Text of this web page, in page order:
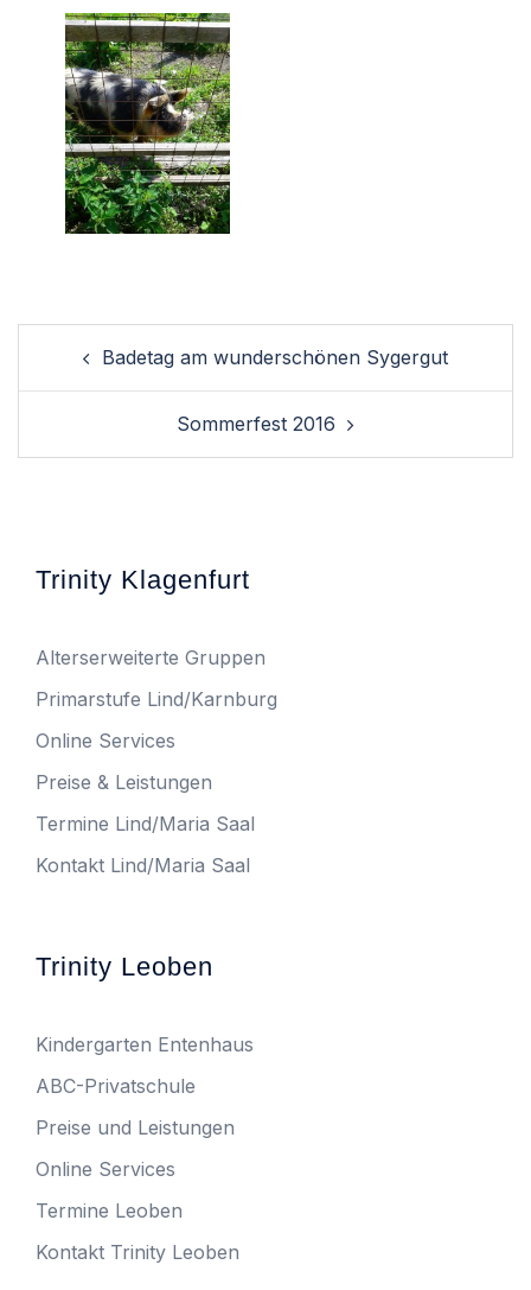
navigationBadetag am wunderschönen Sygergut
Sommerfest 2016
Trinity Klagenfurt
Alterserweiterte Gruppen
Primarstufe Lind/Karnburg
Online Services
Preise & Leistungen
Termine Lind/Maria Saal
Kontakt Lind/Maria Saal
Trinity Leoben
Kindergarten Entenhaus
ABC-Privatschule
Preise und Leistungen
Online Services
Termine Leoben
Kontakt Trinity Leoben